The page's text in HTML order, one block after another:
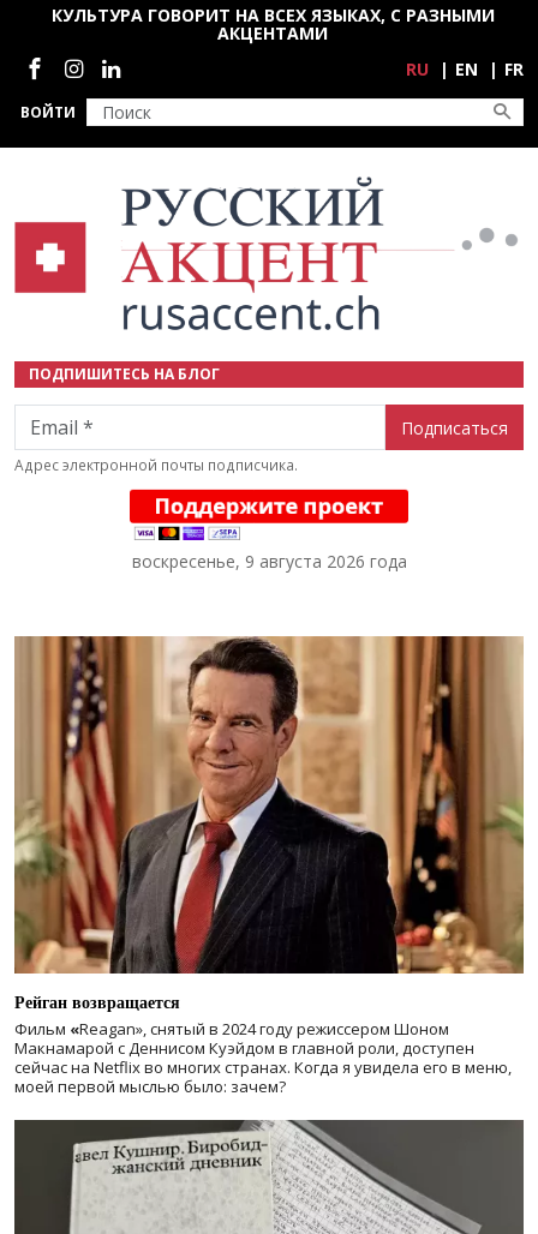
Перейти к основному содержанию
ВОЙТИ
КУЛЬТУРА ГОВОРИТ НА ВСЕХ ЯЗЫКАХ, С РАЗНЫМИ
АКЦЕНТАМИ
Социальные сети
RU EN FR
ПОДПИШИТЕСЬ НА БЛОГ
Email
Адрес электронной почты подписчика.
воскресенье, 9 августа 2026 года
Рейган возвращается
Фильм «Reagan», снятый в 2024 годурежиссером Шоном
Макнамарой с Деннисом Куэйдом в главной роли, доступен
сейчас на Netflix во многих странах. Когда я увидела его в меню,
моей первой мыслью было: зачем?